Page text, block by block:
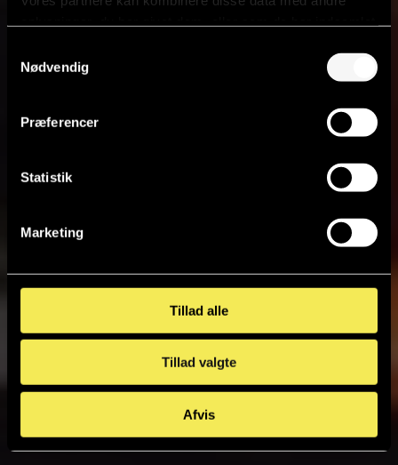
Nødvendig
Præferencer
Statistik
Marketing
Tillad alle
Tillad valgte
Afvis